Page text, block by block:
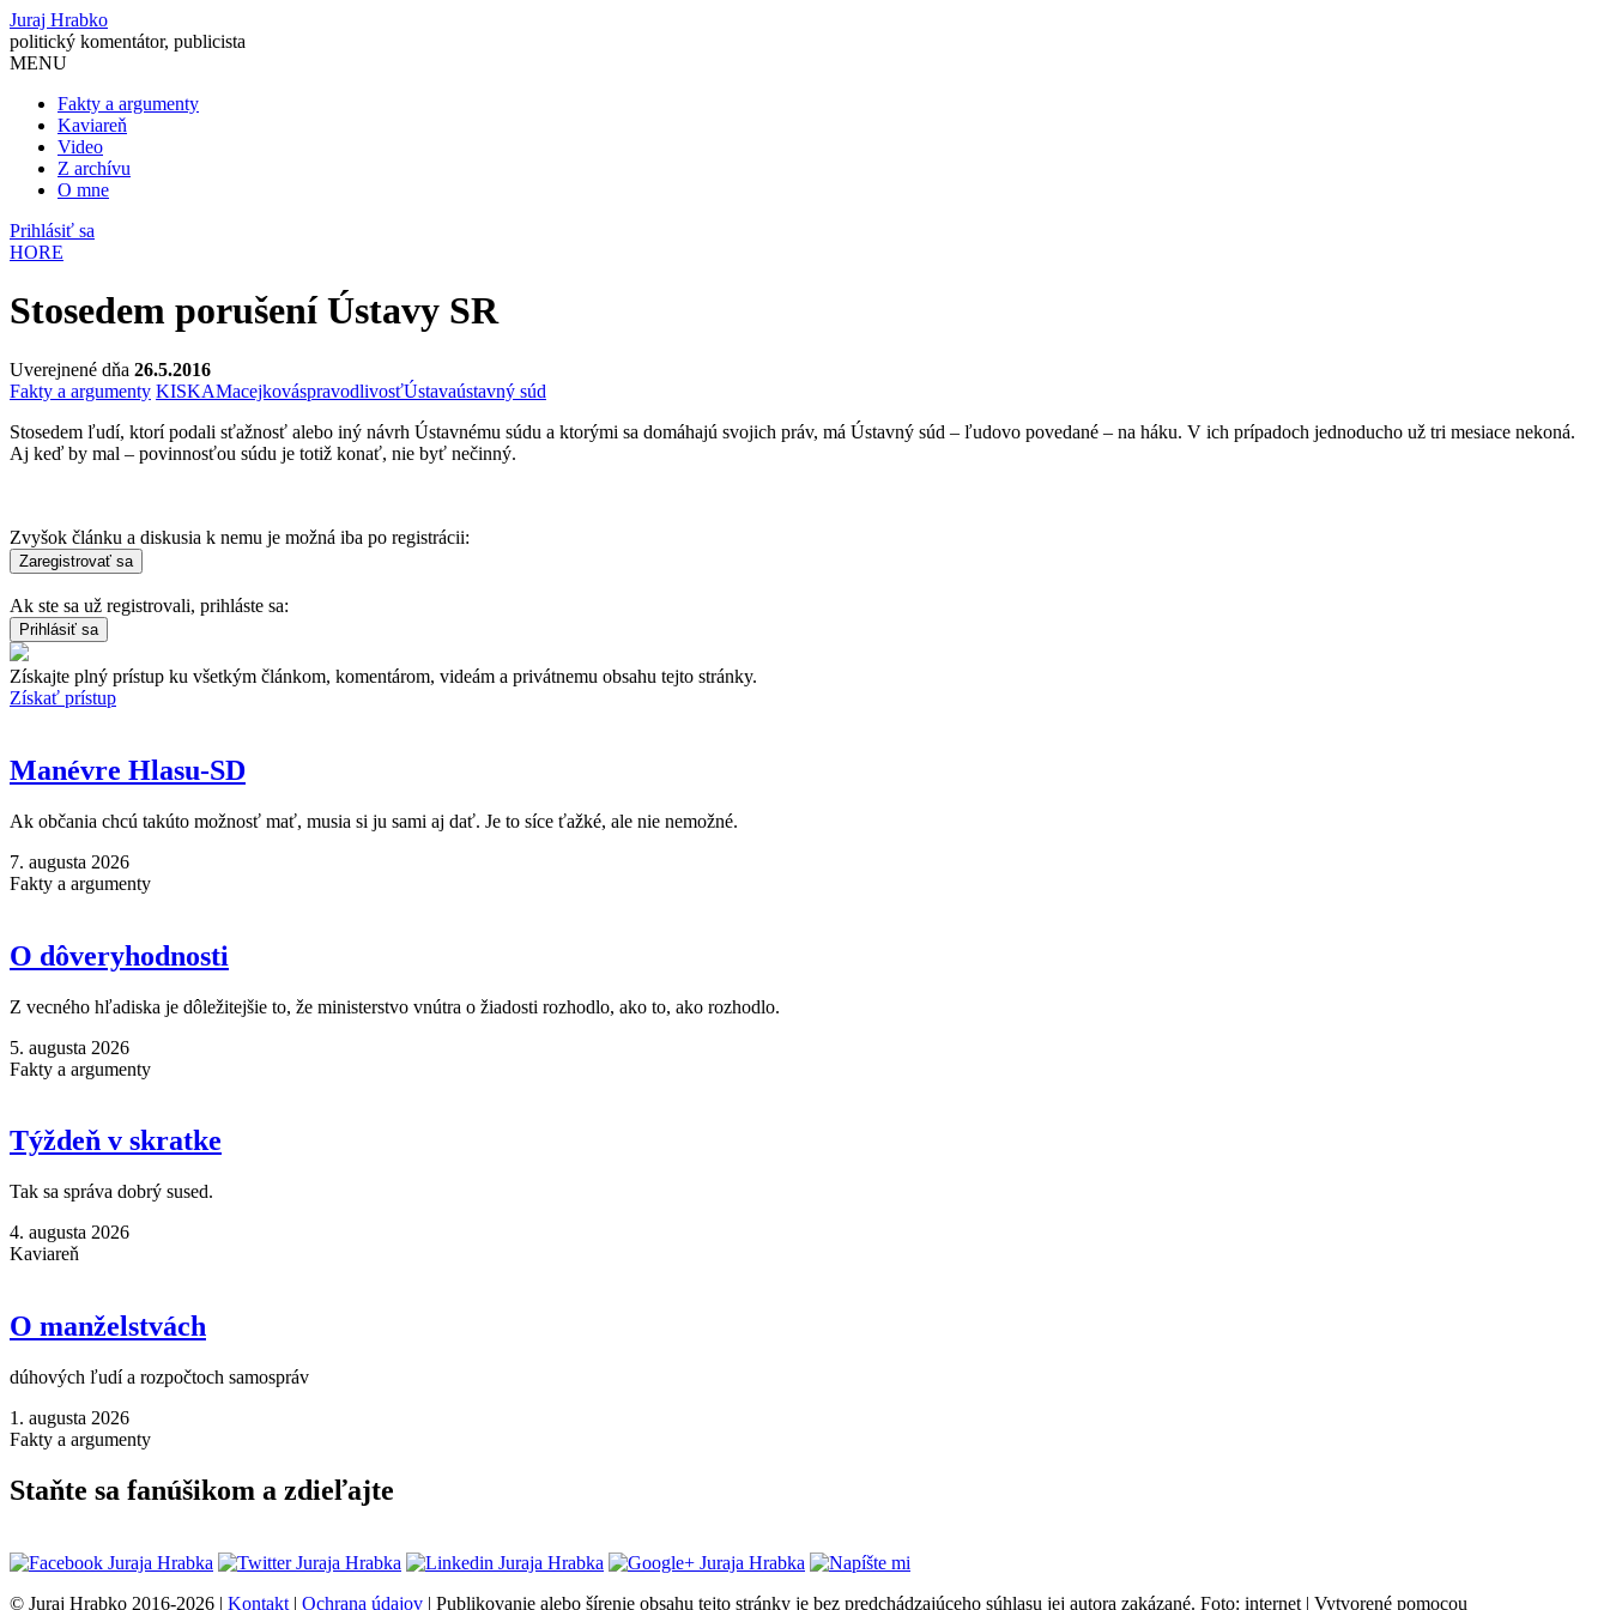
Juraj Hrabko
politický komentátor, publicista
MENU
Fakty a argumenty
Kaviareň
Video
Z archívu
O mne
Prihlásiť sa
HORE
Stosedem porušení Ústavy SR
Uverejnené dňa 26.5.2016
Fakty a argumenty KISKAMacejkováspravodlivosťÚstavaústavný súd
Stosedem ľudí, ktorí podali sťažnosť alebo iný návrh Ústavnému súdu a ktorými sa domáhajú svojich práv, má Ústavný súd – ľudovo povedané – na háku. V ich prípadoch jednoducho už tri mesiace nekoná.
Aj keď by mal – povinnosťou súdu je totiž konať, nie byť nečinný.
Zvyšok článku a diskusia k nemu je možná iba po registrácii:
Ak ste sa už registrovali, prihláste sa:
Získajte plný prístup ku všetkým článkom, komentárom, videám a privátnemu obsahu tejto stránky.
Získať prístup
Manévre Hlasu-SD
Ak občania chcú takúto možnosť mať, musia si ju sami aj dať. Je to síce ťažké, ale nie nemožné.
7. augusta 2026
Fakty a argumenty
O dôveryhodnosti
Z vecného hľadiska je dôležitejšie to, že ministerstvo vnútra o žiadosti rozhodlo, ako to, ako rozhodlo.
5. augusta 2026
Fakty a argumenty
Týždeň v skratke
Tak sa správa dobrý sused.
4. augusta 2026
Kaviareň
O manželstvách
dúhových ľudí a rozpočtoch samospráv
1. augusta 2026
Fakty a argumenty
Staňte sa fanúšikom a zdieľajte
© Juraj Hrabko 2016-2026 | Kontakt | Ochrana údajov | Publikovanie alebo šírenie obsahu tejto stránky je bez predchádzajúceho súhlasu jej autora zakázané. Foto: internet | Vytvorené pomocou